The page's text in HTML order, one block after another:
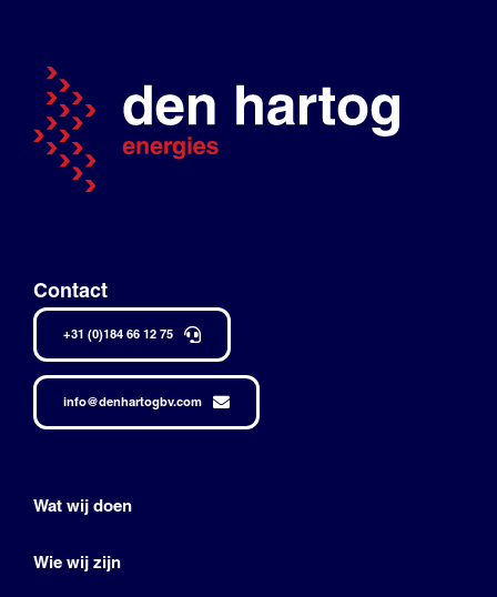
Contact
+31 (0)184 66 12 75
info@denhartogbv.com
Wat wij doen
Wie wij zijn